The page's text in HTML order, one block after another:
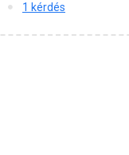
1 kérdés